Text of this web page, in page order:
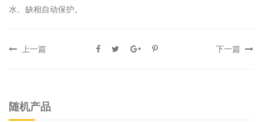
水、缺相自动保护。
上一篇 下一篇
随机产品